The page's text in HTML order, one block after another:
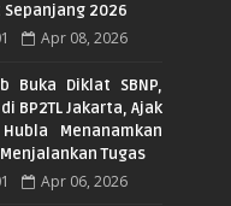
2026
Apr 08, 2026
Buka Diklat SBNP,
di BP2TL Jakarta, Ajak
Menanamkan
Tugas
Apr 06, 2026